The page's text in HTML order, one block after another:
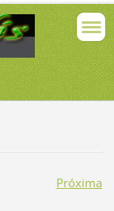
Próxima